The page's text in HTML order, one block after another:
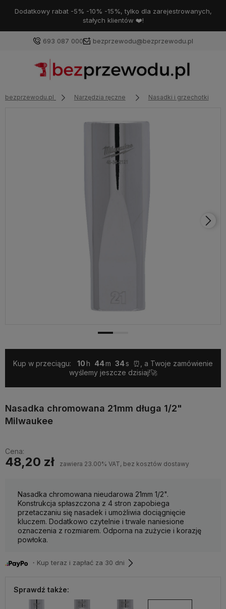
Dodatkowy rabat -5% -10% -15%, tylko dla zarejestrowanych,
stałych klientów ❤️!
693 087 000 bezprzewodu@bezprzewodu.pl
bezprzewodu.pl Narzędzia ręczne Nasadki i grzechotki
Kup w przeciągu: 10 44 34
⏰, a Twoje zamówienie
wyślemy jeszcze dzisiaj!🚀
Nasadka chromowana 21mm długa 1/2"
Milwaukee
Cena:
48,20 zł zawiera 23.00% VAT, bez kosztów dostawy
Nasadka chromowana nieudarowa 21mm 1/2".
Konstrukcja spłaszczona z 4 stron zapobiega
przetaczaniu się nasadek i umożliwia dociągnięcie
kluczem. Dodatkowo czytelnie i trwale naniesione
oznaczenia z rozmiarem. Odporna na zużycie i korazję
powłoka.
・Kup teraz i zapłać za 30 dni
Sprawdź także: